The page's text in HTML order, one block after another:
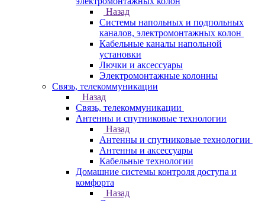
Назад
Системы напольных и подпольных
каналов, электромонтажных колон
Кабельные каналы напольной
установки
Лючки и аксессуары
Электромонтажные колонны
Связь, телекоммуникации
Назад
Связь, телекоммуникации
Антенны и спутниковые технологии
Назад
Антенны и спутниковые технологии
Антенны и аксессуары
Кабельные технологии
Домашние системы контроля доступа и
комфорта
Назад